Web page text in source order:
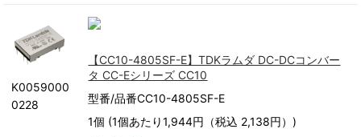
K0059000
0228
【CC10-4805SF-E】TDKラムダ DC-DCコンバー
タ CC-Eシリーズ CC10
型番/品番CC10-4805SF-E
1個 (1個あたり1,944円（税込 2,138円）)